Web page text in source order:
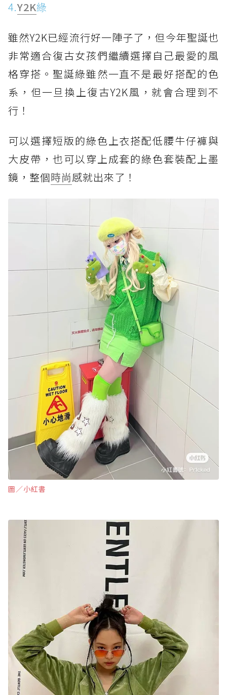
4.Y2K綠
雖然Y2K已經流行好一陣子了，但今年聖誕也
非常適合復古女孩們繼續選擇自己最愛的風
格穿搭。聖誕綠雖然一直不是最好搭配的色
系，但一旦換上復古Y2K風，就會合理到不
行！
可以選擇短版的綠色上衣搭配低腰牛仔褲與
大皮帶，也可以穿上成套的綠色套裝配上墨
鏡，整個時尚感就出來了！
圖∕小紅書